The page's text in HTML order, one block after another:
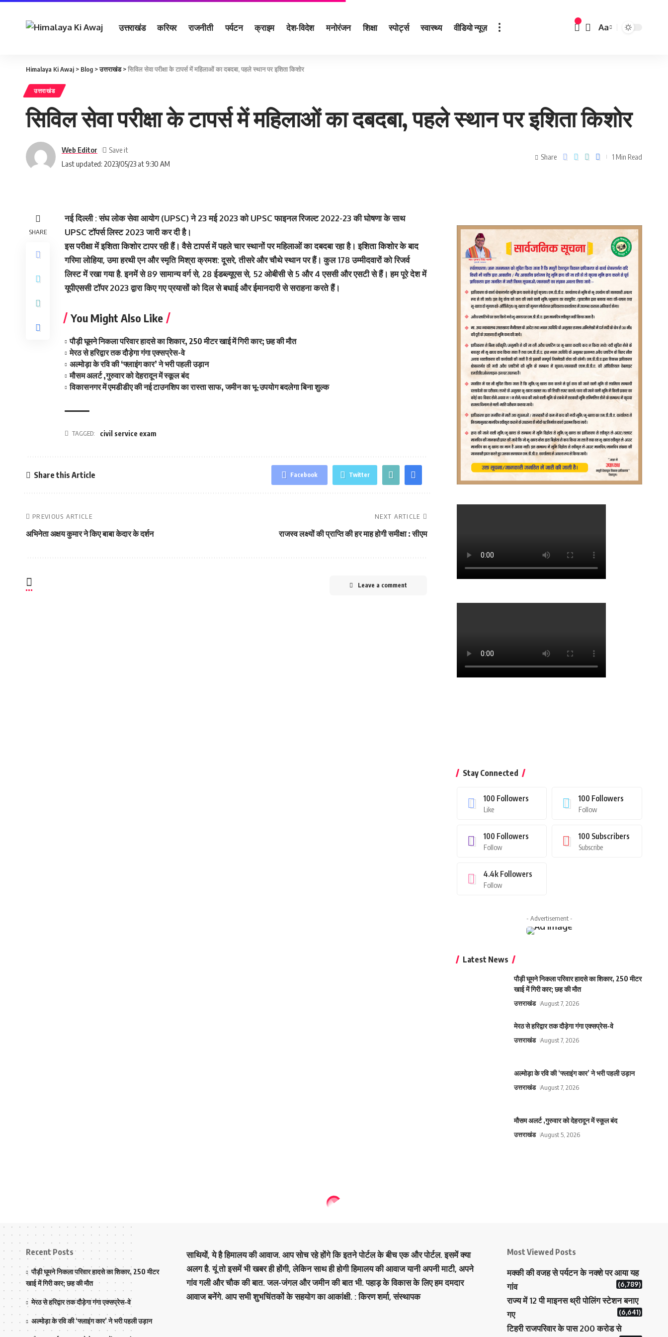
उत्तराखंड करियर राजनीती पर्यटन क्राइम देश-विदेश मनोरंजन शिक्षा स्पोर्ट्स स्वास्थ्य वीडियो न्यूज़ Aa
Himalaya Ki Awaj > Blog >उत्तराखंड>सिविल सेवा परीक्षा के टापर्स में महिलाओं का दबदबा, पहले स्‍थान पर इशिता किशोर
उत्तराखंड
सिविल सेवा परीक्षा के टापर्स में महिलाओं का दबदबा, पहले स्‍थान पर इशिता किशोर
Last updated: 2023/05/23 at 9:30 AM
Web Editor
Share 1 Min Read
SHARE
नई दिल्‍ली : संघ लोक सेवा आयोग (UPSC) ने 23 मई 2023 को UPSC फाइनल रिजल्ट 2022-23 की घोषणा के साथ
UPSC टॉपर्स लिस्ट 2023 जारी कर दी है।
इस परीक्षा में इशिता किशोर टापर रही हैं। वैसे टापर्स में पहले चार स्‍थानों पर महिलाओं का दबदबा रहा है। इशिता किशोर के बाद
गरिमा लोहिया, उमा हरथी एन और स्मृति मिश्रा क्रमश: दूसरे, तीसरे और चौथे स्‍थान पर हैं। कुल 178 उम्मीदवारों को रिजर्व
लिस्ट में रखा गया है. इनमें से 89 सामान्य वर्ग से, 28 ईडब्ल्यूएस से, 52 ओबीसी से 5 और 4 एससी और एसटी से हैं। हम पूरे देश में
यूपीएससी टॉपर 2023 द्वारा किए गए प्रयासों को दिल से बधाई और ईमानदारी से सराहना करते हैं।
You Might Also Like
पौड़ी घूमने निकला परिवार हादसे का शिकार, 250 मीटर खाई में गिरी कार; छह की मौत
मेरठ से हरिद्वार तक दौड़ेगा गंगा एक्सप्रेस-वे
अल्मोड़ा के रवि की ‘फ्लाइंग कार’ ने भरी पहली उड़ान
मौसम अलर्ट ,गुरुवार को देहरादून में स्कूल बंद
विकासनगर में एमडीडीए की नई टाउनशिप का रास्ता साफ, जमीन का भू-उपयोग बदलेगा बिना शुल्क
TAGGED: civil service exam
Share this Article Facebook Twitter
PREVIOUS ARTICLE
अभिनेता अक्षय कुमार ने किए बाबा केदार के दर्शन
NEXT ARTICLE
राजस्‍व लक्ष्‍यों की प्राप्ति की हर माह होगी समीक्षा : सीएम
Leave a comment
Stay Connected
100 Followers
Like
100 Followers
Follow
100 Followers
Follow
100 Subscribers
Subscribe
4.4k Followers
Follow
- Advertisement -
Latest News
पौड़ी घूमने निकला परिवार हादसे का शिकार, 250 मीटर
खाई में गिरी कार; छह की मौत
उत्तराखंड August 7, 2026
मेरठ से हरिद्वार तक दौड़ेगा गंगा एक्सप्रेस-वे
उत्तराखंड August 7, 2026
अल्मोड़ा के रवि की ‘फ्लाइंग कार’ ने भरी पहली उड़ान
उत्तराखंड August 7, 2026
मौसम अलर्ट ,गुरुवार को देहरादून में स्कूल बंद
उत्तराखंड August 5, 2026
Recent Posts
पौड़ी घूमने निकला परिवार हादसे का शिकार, 250 मीटर
खाई में गिरी कार; छह की मौत
मेरठ से हरिद्वार तक दौड़ेगा गंगा एक्सप्रेस-वे
अल्मोड़ा के रवि की ‘फ्लाइंग कार’ ने भरी पहली उड़ान
साथियों, ये है हिमालय की आवाज. आप सोच रहे होंगे कि इतने पोर्टल के बीच एक और पोर्टल. इसमें क्या
अलग है. यूं तो इसमें भी खबर ही होंगी, लेकिन साथ ही होगी हिमालय की आवाज यानी अपनी माटी, अपने
गांव गली और चौक की बात. जल-जंगल और जमीन की बात भी. पहाड़ के विकास के लिए हम दमदार
आवाज बनेंगे. आप सभी शुभचिंतकों के सहयोग का आकांक्षी. : किरण शर्मा, संस्‍थापक
Most Viewed Posts
मक्‍की की वजह से पर्यटन के नक्‍शे पर आया यह
गांव
(6,789)
राज्य में 12 पी माइनस थ्री पोलिंग स्टेशन बनाए
गए
(6,641)
टिहरी राजपरिवार के पास 200 करोड से